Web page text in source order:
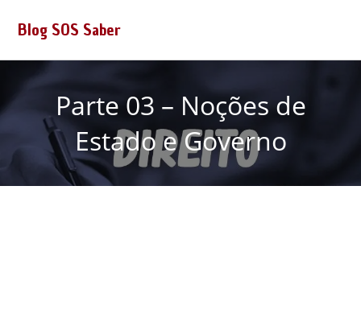
Blog SOS Saber
Parte 03 – Noções de
Estado e Governo